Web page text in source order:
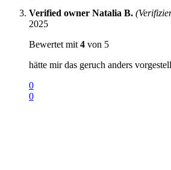
Verified owner Natalia B.
2025
Bewertet mit 4 von 5
hätte mir das geruch anders
0
0